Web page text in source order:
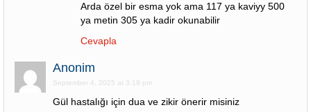
Arda özel bir esma yok ama 117 ya kaviyy 500
ya metin 305 ya kadir okunabilir
Cevapla
Anonim
September 4, 2025 at 3:19 pm
Gül hastalığı için dua ve zikir önerir misiniz